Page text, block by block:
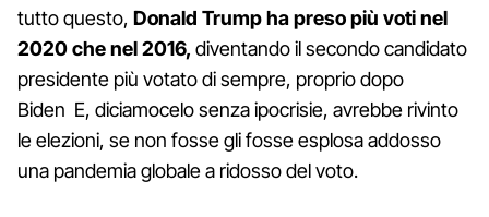
tutto questo, Donald Trump ha preso più voti nel
2020 che nel 2016, diventando il secondo candidato
presidente più votato di sempre, proprio dopo
Biden E, diciamocelo senza ipocrisie, avrebbe rivinto
le elezioni, se non fosse gli fosse esplosa addosso
una pandemia globale a ridosso del voto.